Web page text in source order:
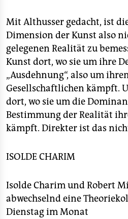
Mit Althusser gedacht, ist
Dimension der Kunst also
gelegenen Realität zu
Kunst dort, wo sie um ihre
„Ausdehnung“, also um
Gesellschaftlichen kämpft.
dort, wo sie um die
Bestimmung der Realität
kämpft. Direkter ist das
ISOLDE CHARIM
Isolde Charim und Robert
abwechselnd eine
Dienstag im Monat